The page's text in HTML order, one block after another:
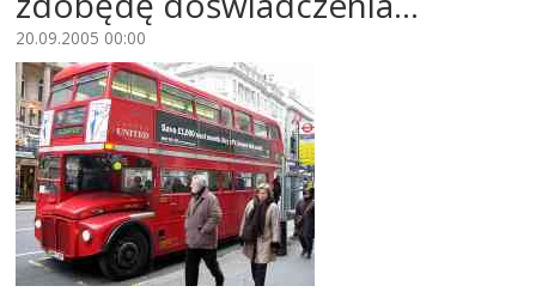
20.09.2005 00:00